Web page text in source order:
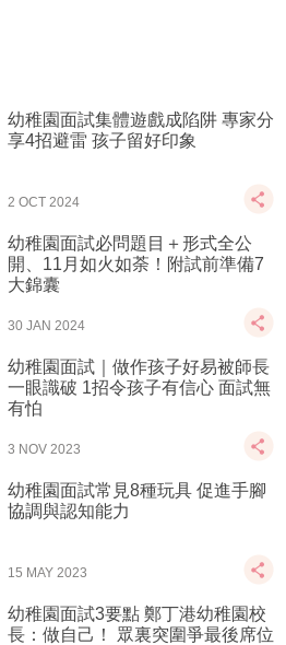
幼稚園面試集體遊戲成陷阱 專家分
享4招避雷 孩子留好印象
2 OCT 2024
幼稚園面試必問題目＋形式全公
開、11月如火如荼！附試前準備7
大錦囊
30 JAN 2024
幼稚園面試｜做作孩子好易被師長
一眼識破 1招令孩子有信心 面試無
有怕
3 NOV 2023
幼稚園面試常見8種玩具 促進手腳
協調與認知能力
15 MAY 2023
幼稚園面試3要點 鄭丁港幼稚園校
長：做自己！ 眾裏突圍爭最後席位